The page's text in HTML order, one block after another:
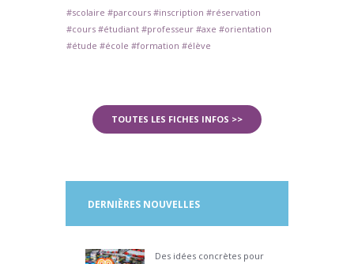
#scolaire #parcours #inscription #réservation
#cours #étudiant #professeur #axe #orientation
#étude #école #formation #élève
TOUTES LES FICHES INFOS >>
DERNIÈRES NOUVELLES
Des idées concrètes pour